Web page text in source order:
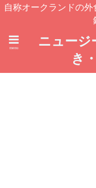
自称オークランドの
ニュージ
き
menu